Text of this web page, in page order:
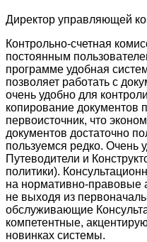
Директор управляющей
Контрольно-счетная
постоянным
программе удобная
позволяет работать с
очень удобно для
копирование документов
первоисточник, что
документов достаточно
пользуемся редко. Очень
Путеводители и
политики).
на нормативно-правовые
не выходя из
обслуживающие
компетентные,
новинках системы.